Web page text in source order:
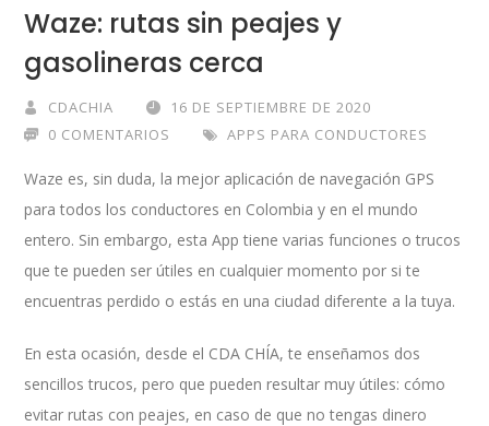
Waze: rutas sin peajes y
gasolineras cerca
CDACHIA
16 DE SEPTIEMBRE DE 2020
0 COMENTARIOS
APPS PARA CONDUCTORES
Waze es, sin duda, la mejor aplicación de navegación GPS
para todos los conductores en Colombia y en el mundo
entero. Sin embargo, esta App tiene varias funciones o trucos
que te pueden ser útiles en cualquier momento por si te
encuentras perdido o estás en una ciudad diferente a la tuya.
En esta ocasión, desde el CDA CHÍA, te enseñamos dos
sencillos trucos, pero que pueden resultar muy útiles: cómo
evitar rutas con peajes, en caso de que no tengas dinero